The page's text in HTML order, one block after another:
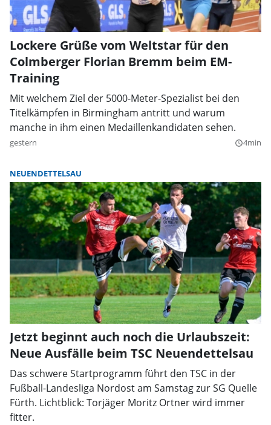
Lockere Grüße vom Weltstar für den
Colmberger Florian Bremm beim EM-
Training
Mit welchem Ziel der 5000-Meter-Spezialist bei den
Titelkämpfen in Birmingham antritt und warum
manche in ihm einen Medaillenkandidaten sehen.
gestern query_builder4min
NEUENDETTELSAU
Jetzt beginnt auch noch die Urlaubszeit:
Neue Ausfälle beim TSC Neuendettelsau
Das schwere Startprogramm führt den TSC in der
Fußball-Landesliga Nordost am Samstag zur SG Quelle
Fürth. Lichtblick: Torjäger Moritz Ortner wird immer
fitter.